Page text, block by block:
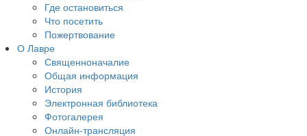
Где остановиться
Что посетить
Пожертвование
О Лавре
Священноначалие
Общая информация
История
Электронная библиотека
Фотогалерея
Онлайн-трансляция